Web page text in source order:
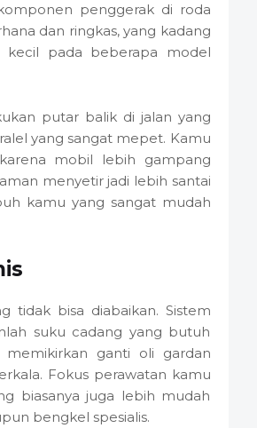
penggerak di roda
dan ringkas, yang kadang
kecil pada beberapa model
putar balik di jalan yang
yang sangat mepet. Kamu
mobil lebih gampang
menyetir jadi lebih santai
kamu yang sangat mudah
tidak bisa diabaikan. Sistem
suku cadang yang butuh
ganti oli gardan
Fokus perawatan kamu
biasanya juga lebih mudah
bengkel spesialis.